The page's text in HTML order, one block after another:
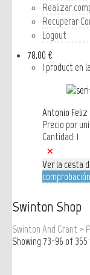
Realizar
Recuperar
Logout
78,00 €
1 product en
Antonio Feliz
Precio por
Cantidad: 1
×
Ver la cesta
comprobación
Swinton Shop
Swinton And Grant >
Showing 73-96 of